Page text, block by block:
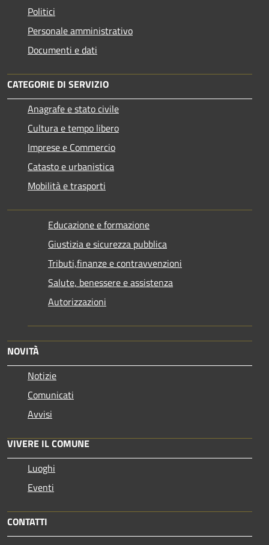
Politici
Personale amministrativo
Documenti e dati
CATEGORIE DI SERVIZIO
Anagrafe e stato civile
Cultura e tempo libero
Imprese e Commercio
Catasto e urbanistica
Mobilità e trasporti
Educazione e formazione
Giustizia e sicurezza pubblica
Tributi,finanze e contravvenzioni
Salute, benessere e assistenza
Autorizzazioni
NOVITÀ
Notizie
Comunicati
Avvisi
VIVERE IL COMUNE
Luoghi
Eventi
CONTATTI